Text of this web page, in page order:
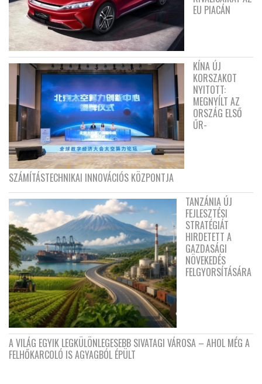
EU PIACÁN
KÍNA ÚJ
KORSZAKOT
NYITOTT:
MEGNYÍLT AZ
ORSZÁG ELSŐ
ŰR-
SZÁMÍTÁSTECHNIKAI INNOVÁCIÓS KÖZPONTJA
TANZÁNIA ÚJ
FEJLESZTÉSI
STRATÉGIÁT
HIRDETETT A
GAZDASÁGI
NÖVEKEDÉS
FELGYORSÍTÁSÁRA
A VILÁG EGYIK LEGKÜLÖNLEGESEBB SIVATAGI VÁROSA – AHOL MÉG A
FELHŐKARCOLÓ IS AGYAGBÓL ÉPÜLT